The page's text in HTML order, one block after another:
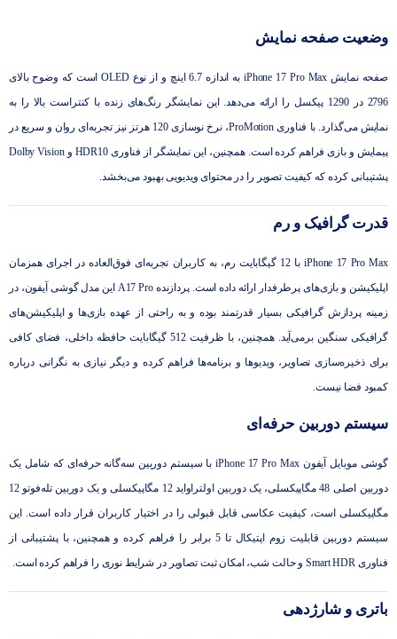
وضعیت صفحه نمایش
صفحه ‌نمایش iPhone 17 Pro Max به اندازه 6.7 اینچ و از نوع OLED است که وضوح بالای
2796 در 1290 پیکسل را ارائه می‌دهد. این نمایشگر رنگ‌های زنده با کنتراست بالا را به
نمایش می‌گذارد. با فناوری ProMotion، نرخ نوسازی 120 هرتز نیز تجربه‌ای روان و سریع در
پیمایش و بازی فراهم کرده است. همچنین، این نمایشگر از فناوری HDR10 و Dolby Vision
پشتیبانی کرده که کیفیت تصویر را در محتوای ویدیویی بهبود می‌بخشد.
قدرت گرافیک و رم
iPhone 17 Pro Max با 12 گیگابایت رم، به کاربران تجربه‌ای فوق‌العاده در اجرای همزمان
اپلیکیشن و بازی‌های پرطرفدار ارائه داده است. پردازنده A17 Pro این مدل گوشی آیفون، در
زمینه پردازش گرافیکی بسیار قدرتمند بوده و به راحتی از عهده بازی‌ها و اپلیکیشن‌های
گرافیکی سنگین برمی‌آید. همچنین، با ظرفیت 512 گیگابایت حافظه داخلی، فضای کافی
برای ذخیره‌سازی تصاویر، ویدیوها و برنامه‌ها فراهم کرده و دیگر نیازی به نگرانی درباره
کمبود فضا نیست.
سیستم دوربین حرفه‌ای
گوشی موبایل آیفون iPhone 17 Pro Max با سیستم دوربین سه‌گانه حرفه‌ای که شامل یک
دوربین اصلی 48 مگاپیکسلی، یک دوربین اولتراواید 12 مگاپیکسلی و یک دوربین تله‌فوتو 12
مگاپیکسلی است، کیفیت عکاسی قابل قبولی را در اختیار کاربران قرار داده است. این
سیستم دوربین قابلیت زوم اپتیکال تا 5 برابر را فراهم کرده و همچنین، با پشتیبانی از
فناوری Smart HDR و حالت شب، امکان ثبت تصاویر در شرایط نوری را فراهم کرده است.
باتری و شارژدهی